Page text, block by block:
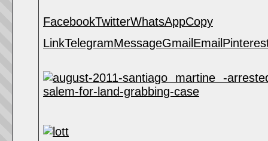
FacebookTwitterWhatsAppCopy
LinkTelegramMessageGmail Email